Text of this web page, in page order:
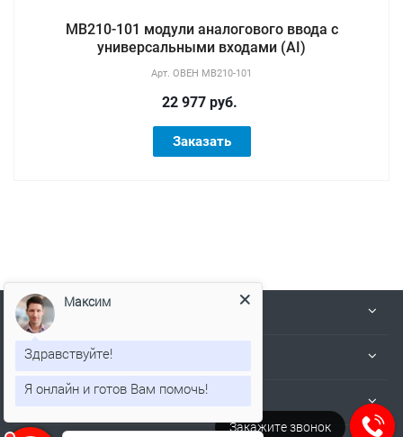
МВ210-101 модули аналогового ввода с
универсальными входами (AI)
Арт. ОВЕН МВ210-101
22 977 руб.
Заказать
Компания
Деятельность
Закажите звонок
Максим
Здравствуйте!
Я онлайн и готов Вам помочь!